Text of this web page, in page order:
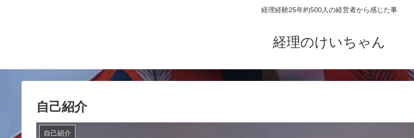
経理経験25年約500人の経営者から感じた事
経理のけいちゃん
自己紹介
自己紹介